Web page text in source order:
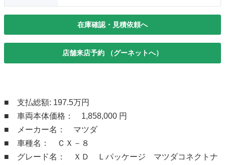
在庫確認・見積依頼へ
店舗来店予約 （グーネットへ）
■ 支払総額: 197.5万円
■ 車両本体価格： 1,858,000 円
■ メーカー名： マツダ
■ 車種名： ＣＸ－８
■ グレード名： ＸＤ Ｌパッケージ マツダコネクトナ